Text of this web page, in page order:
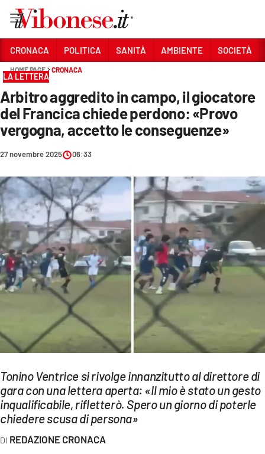
Sezioni
CRONACA
POLITICA
SOCIETÀ
CULTURA
ECONOMIA E LAVORO
EVENTI
SPORT
Streaming
LAC TV
LAC NETWORK
LAC ONAIR
LaC
Network
CRONACA POLITICA SANITÀ AMBIENTE SOCIETÀ
HOME PAGE CRONACA
LA LETTERA
Arbitro aggredito in campo, il giocatore
del Francica chiede perdono: «Provo
vergogna, accetto le conseguenze»
27 novembre 2025 06:33
Tonino Ventrice si rivolge innanzitutto al direttore di
gara con una lettera aperta: «Il mio è stato un gesto
inqualificabile, rifletterò. Spero un giorno di poterle
chiedere scusa di persona»
REDAZIONE CRONACA